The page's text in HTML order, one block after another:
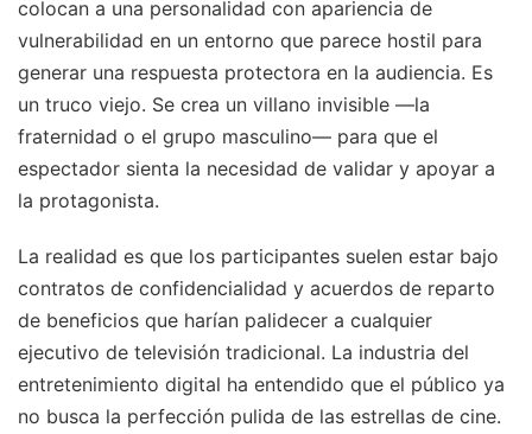
colocan a una personalidad con apariencia de
vulnerabilidad en un entorno que parece hostil para
generar una respuesta protectora en la audiencia. Es
un truco viejo. Se crea un villano invisible —la
fraternidad o el grupo masculino— para que el
espectador sienta la necesidad de validar y apoyar a
la protagonista.
La realidad es que los participantes suelen estar bajo
contratos de confidencialidad y acuerdos de reparto
de beneficios que harían palidecer a cualquier
ejecutivo de televisión tradicional. La industria del
entretenimiento digital ha entendido que el público ya
no busca la perfección pulida de las estrellas de cine.